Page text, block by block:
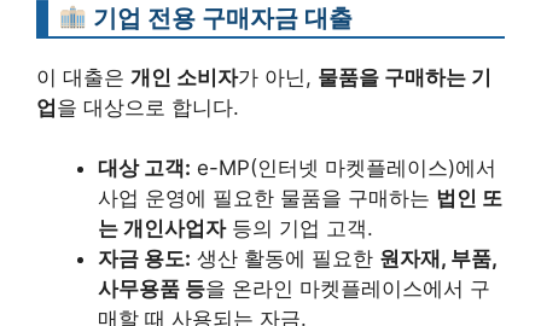
기업 전용 구매자금 대출
이 대출은 개인 소비자가 아닌, 물품을 구매하는 기
업을 대상으로 합니다.
대상 고객: e-MP(인터넷 마켓플레이스)에서
사업 운영에 필요한 물품을 구매하는 법인 또
는 개인사업자등의 기업 고객.
자금 용도: 생산 활동에 필요한 원자재, 부품,
사무용품 등을 온라인 마켓플레이스에서 구
매할 때 사용되는 자금.